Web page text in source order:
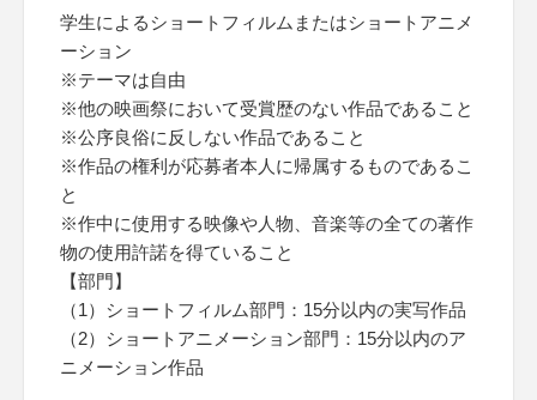
学生によるショートフィルムまたはショートアニメ
ーション
※テーマは自由
※他の映画祭において受賞歴のない作品であること
※公序良俗に反しない作品であること
※作品の権利が応募者本人に帰属するものであるこ
と
※作中に使用する映像や人物、音楽等の全ての著作
物の使用許諾を得ていること
【部門】
（1）ショートフィルム部門：15分以内の実写作品
（2）ショートアニメーション部門：15分以内のア
ニメーション作品